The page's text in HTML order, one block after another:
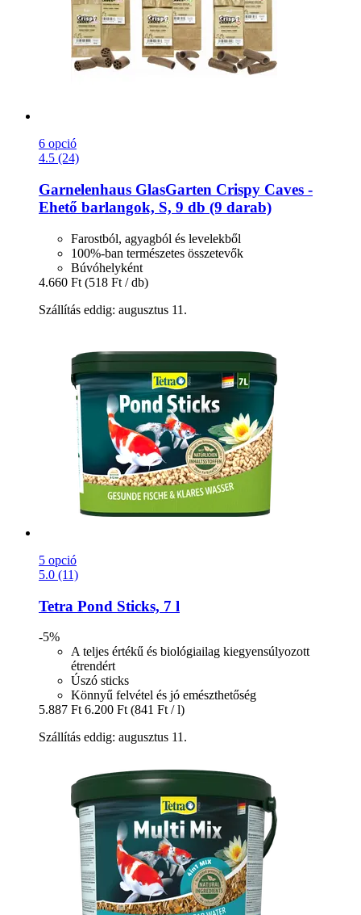
6 opció
4.5 (24)
Garnelenhaus GlasGarten Crispy Caves -​
Ehető barlangok, S, 9 db (9 darab)
Farostból, agyagból és levelekből
100%-ban természetes összetevők
Búvóhelyként
4.660 Ft (518 Ft / db)
Szállítás eddig: augusztus 11.
5 opció
5.0 (11)
Tetra Pond Sticks, 7 l
-5%
A teljes értékű és biológiailag kiegyensúlyozott
étrendért
Úszó sticks
Könnyű felvétel és jó emészthetőség
5.887 Ft 6.200 Ft (841 Ft / l)
Szállítás eddig: augusztus 11.